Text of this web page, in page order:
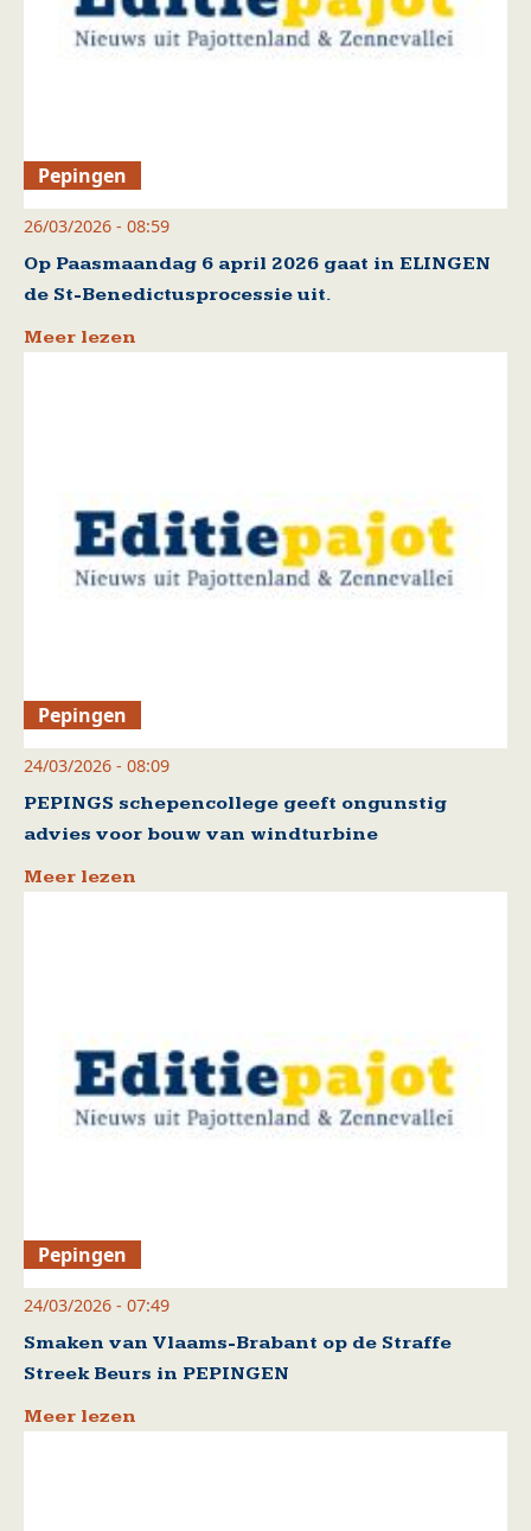
Pepingen
26/03/2026 - 08:59
Op Paasmaandag 6 april 2026 gaat in ELINGEN
de St-Benedictusprocessie uit.
Meer lezen
Pepingen
24/03/2026 - 08:09
PEPINGS schepencollege geeft ongunstig
advies voor bouw van windturbine
Meer lezen
Pepingen
24/03/2026 - 07:49
Smaken van Vlaams-Brabant op de Straffe
Streek Beurs in PEPINGEN
Meer lezen